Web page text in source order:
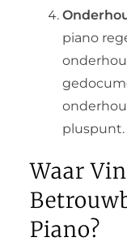
piano
pluspunt.
Waar
Piano?